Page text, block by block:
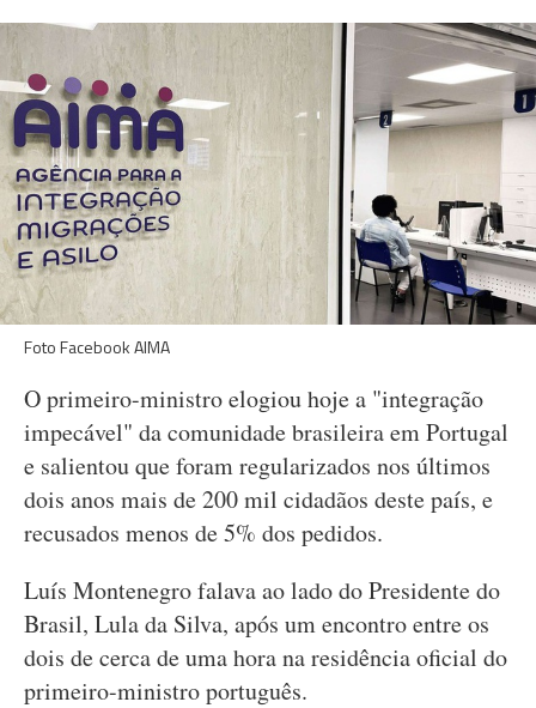
Foto Facebook AIMA
O primeiro-ministro elogiou hoje a "integração
impecável" da comunidade brasileira em Portugal
e salientou que foram regularizados nos últimos
dois anos mais de 200 mil cidadãos deste país, e
recusados menos de 5% dos pedidos.
Luís Montenegro falava ao lado do Presidente do
Brasil, Lula da Silva, após um encontro entre os
dois de cerca de uma hora na residência oficial do
primeiro-ministro português.